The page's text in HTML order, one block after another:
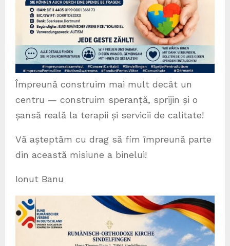
Împreună construim mai mult decât un
centru — construim speranță, sprijin și o
șansă reală la terapii și servicii de calitate!
Vă așteptăm cu drag să fim împreună parte
din această misiune a binelui!
Ionut Banu